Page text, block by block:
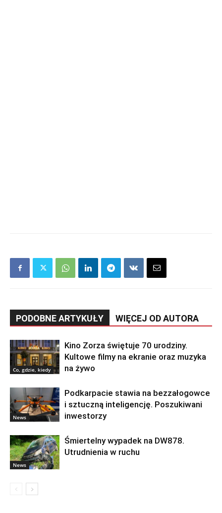
PODOBNE ARTYKUŁY WIĘCEJ OD AUTORA
Co, gdzie, kiedy
Kino Zorza świętuje 70 urodziny.
Kultowe filmy na ekranie oraz muzyka
na żywo
News
Podkarpacie stawia na bezzałogowce
i sztuczną inteligencję. Poszukiwani
inwestorzy
News
Śmiertelny wypadek na DW878.
Utrudnienia w ruchu